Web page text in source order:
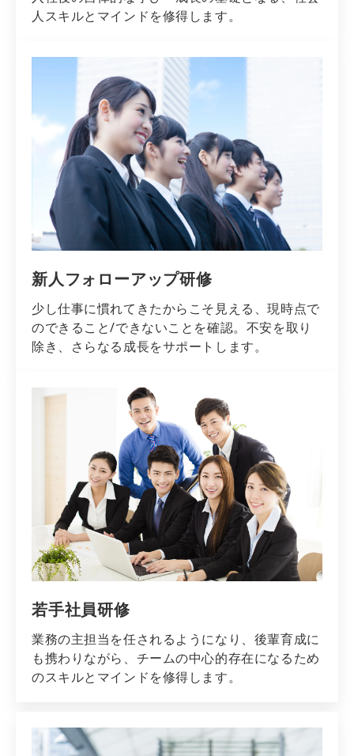
人スキルとマインドを修得します。
新人フォローアップ研修
少し仕事に慣れてきたからこそ見える、現時点で
のできること/できないことを確認。不安を取り
除き、さらなる成長をサポートします。
若手社員研修
業務の主担当を任されるようになり、後輩育成に
も携わりながら、チームの中心的存在になるため
のスキルとマインドを修得します。